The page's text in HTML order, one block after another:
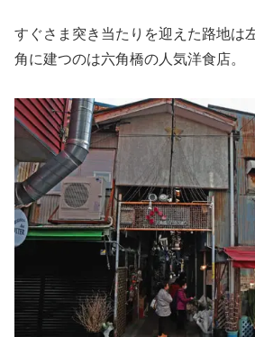
すぐさま突き当たりを迎えた路地は
角に建つのは六角橋の人気洋食店。